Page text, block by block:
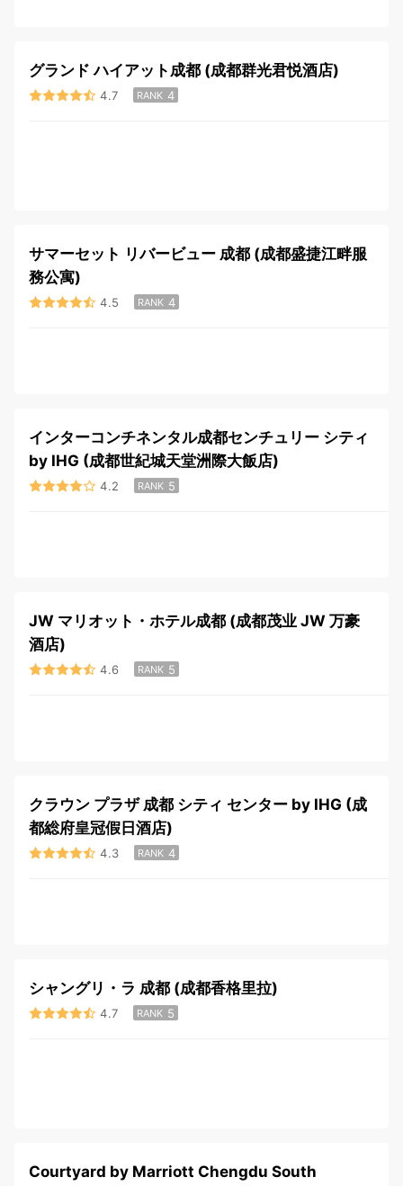
グランド ハイアット成都 (成都群光君悦酒店)
4.7 RANK 4
サマーセット リバービュー 成都 (成都盛捷江畔服
務公寓)
4.5 RANK 4
インターコンチネンタル成都センチュリー シティ
by IHG (成都世紀城天堂洲際大飯店)
4.2 RANK 5
JW マリオット・ホテル成都 (成都茂业 JW 万豪
酒店)
4.6 RANK 5
クラウン プラザ 成都 シティ センター by IHG (成
都総府皇冠假日酒店)
4.3 RANK 4
シャングリ・ラ 成都 (成都香格里拉)
4.7 RANK 5
Courtyard by Marriott Chengdu South